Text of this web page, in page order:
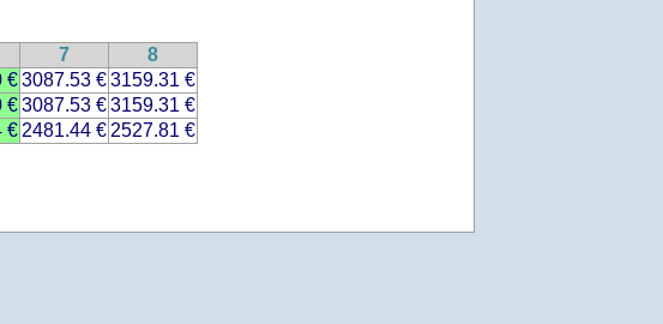
7
8
€3087.53 €3159.31 €
€3087.53 €3159.31 €
€ 2481.44 € 2527.81 €